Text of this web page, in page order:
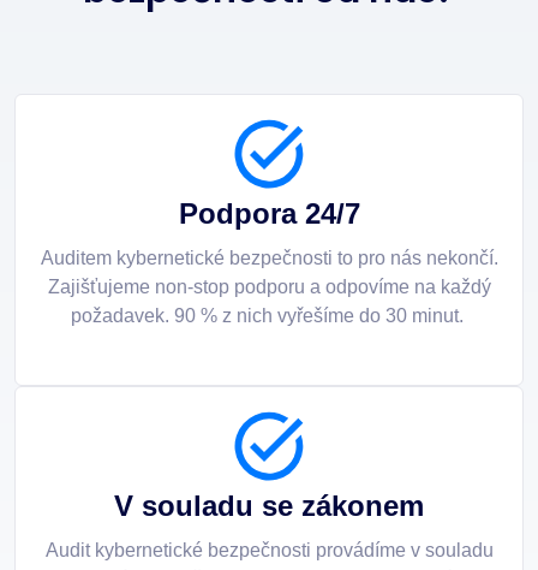
Podpora 24/7
Auditem kybernetické bezpečnosti to pro nás nekončí.
Zajišťujeme non-stop podporu a odpovíme na každý
požadavek. 90 % z nich vyřešíme do 30 minut.
V souladu se zákonem
Audit kybernetické bezpečnosti provádíme v souladu